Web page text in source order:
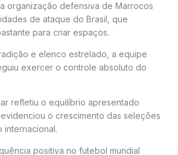
organização defensiva de Marrocos
de ataque do Brasil, que
para criar espaços.
e elenco estrelado, a equipe
exercer o controle absoluto do
refletiu o equilíbrio apresentado
o crescimento das seleções
internacional.
positiva no futebol mundial